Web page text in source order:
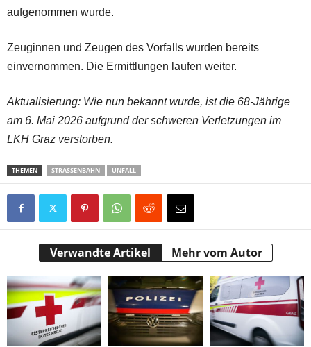
aufgenommen wurde.
Zeuginnen und Zeugen des Vorfalls wurden bereits
einvernommen. Die Ermittlungen laufen weiter.
Aktualisierung: Wie nun bekannt wurde, ist die 68-Jährige
am 6. Mai 2026 aufgrund der schweren Verletzungen im
LKH Graz verstorben.
THEMEN STRASSENBAHN UNFALL
Verwandte Artikel Mehr vom Autor